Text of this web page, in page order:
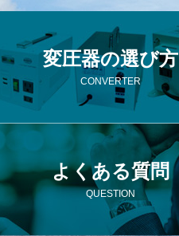
変圧器の選び方
CONVERTER
よくある質問
QUESTION